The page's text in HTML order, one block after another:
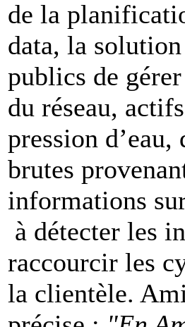
de la
data, la
publics de
du réseau,
pression
brutes
informations
à détecter les
raccourcir les
la clientèle.